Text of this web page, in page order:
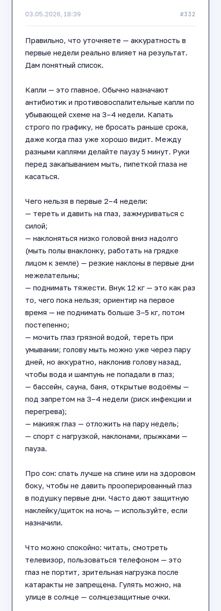
03.05.2026, 18:39 #332
Правильно, что уточняете — аккуратность в
первые недели реально влияет на результат.
Дам понятный список.
Капли — это главное. Обычно назначают
антибиотик и противовоспалительные капли по
убывающей схеме на 3–4 недели. Капать
строго по графику, не бросать раньше срока,
даже когда глаз уже хорошо видит. Между
разными каплями делайте паузу 5 минут. Руки
перед закапыванием мыть, пипеткой глаза не
касаться.
Чего нельзя в первые 2–4 недели:
— тереть и давить на глаз, зажмуриваться с
силой;
— наклоняться низко головой вниз надолго
(мыть полы внаклонку, работать на грядке
лицом к земле) — резкие наклоны в первые дни
нежелательны;
— поднимать тяжести. Внук 12 кг — это как раз
то, чего пока нельзя; ориентир на первое
время — не поднимать больше 3–5 кг, потом
постепенно;
— мочить глаз грязной водой, тереть при
умывании; голову мыть можно уже через пару
дней, но аккуратно, наклонив голову назад,
чтобы вода и шампунь не попадали в глаз;
— бассейн, сауна, баня, открытые водоёмы —
под запретом на 3–4 недели (риск инфекции и
перегрева);
— макияж глаз — отложить на пару недель;
— спорт с нагрузкой, наклонами, прыжками —
пауза.
Про сон: спать лучше на спине или на здоровом
боку, чтобы не давить прооперированный глаз
в подушку первые дни. Часто дают защитную
наклейку/щиток на ночь — используйте, если
назначили.
Что можно спокойно: читать, смотреть
телевизор, пользоваться телефоном — это
глаз не портит, зрительная нагрузка после
катаракты не запрещена. Гулять можно, на
улице в солнце — солнцезащитные очки.